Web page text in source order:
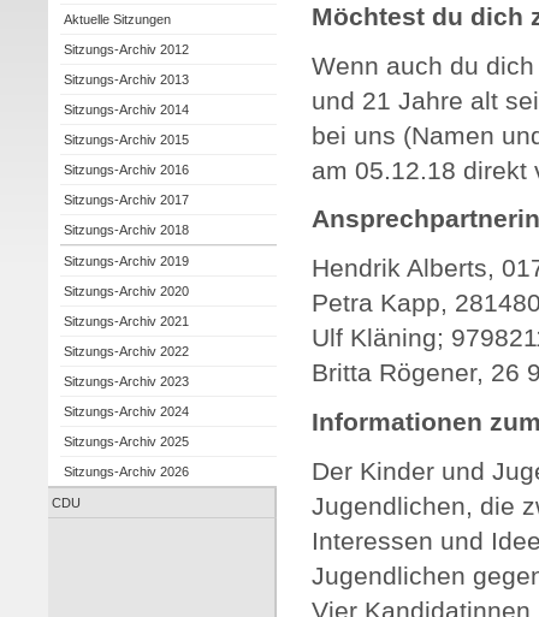
Aktuelle Sitzungen
Sitzungs-Archiv 2012
Sitzungs-Archiv 2013
Sitzungs-Archiv 2014
Sitzungs-Archiv 2015
Sitzungs-Archiv 2016
Sitzungs-Archiv 2017
Sitzungs-Archiv 2018
Sitzungs-Archiv 2019
Sitzungs-Archiv 2020
Sitzungs-Archiv 2021
Sitzungs-Archiv 2022
Sitzungs-Archiv 2023
Sitzungs-Archiv 2024
Sitzungs-Archiv 2025
Sitzungs-Archiv 2026
CDU
Möchtest du dich
Wenn auch du
und 21 Jahre alt
bei uns (Namen
am 05.12.18 direkt
Hendrik Alberts,
Petra Kapp,
Ulf Kläning;
Britta Rögener, 26
Informationen
Der Kinder und
Jugendlichen, die
Interessen und
Jugendlichen
Vier